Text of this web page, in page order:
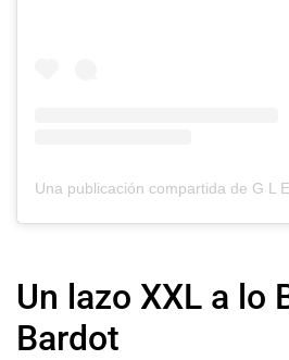
Un lazo XXL a lo
Bardot